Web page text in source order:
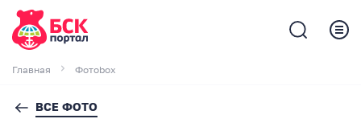
Главная Фотоbox
ВСЕ ФОТО